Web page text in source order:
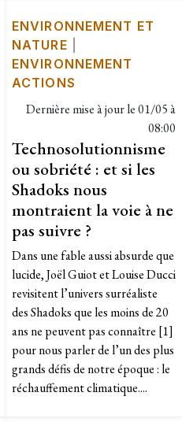
ENVIRONNEMENT ET
NATURE
ENVIRONNEMENT
ACTIONS
Dernière mise à jour le01/05 à
08:00
Technosolutionnisme
ou sobriété : et si les
Shadoks nous
montraient la voie à ne
pas suivre ?
Dans une fable aussi absurde que
lucide, Joël Guiot et Louise Ducci
revisitent l’univers surréaliste
des Shadoks que les moins de 20
ans ne peuvent pas connaître [1]
pour nous parler de l’un des plus
grands défis de notre époque : le
réchauffement climatique....